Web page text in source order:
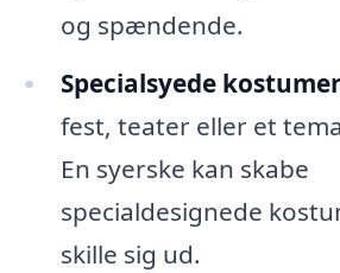
og spændende.
Specialsyede
fest, teater eller et
En syerske kan skabe
specialdesignede
skille sig ud.